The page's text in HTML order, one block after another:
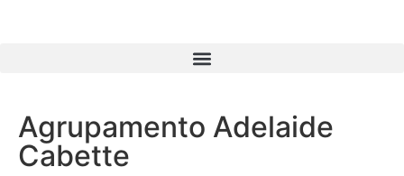
Agrupamento Adelaide
Cabette